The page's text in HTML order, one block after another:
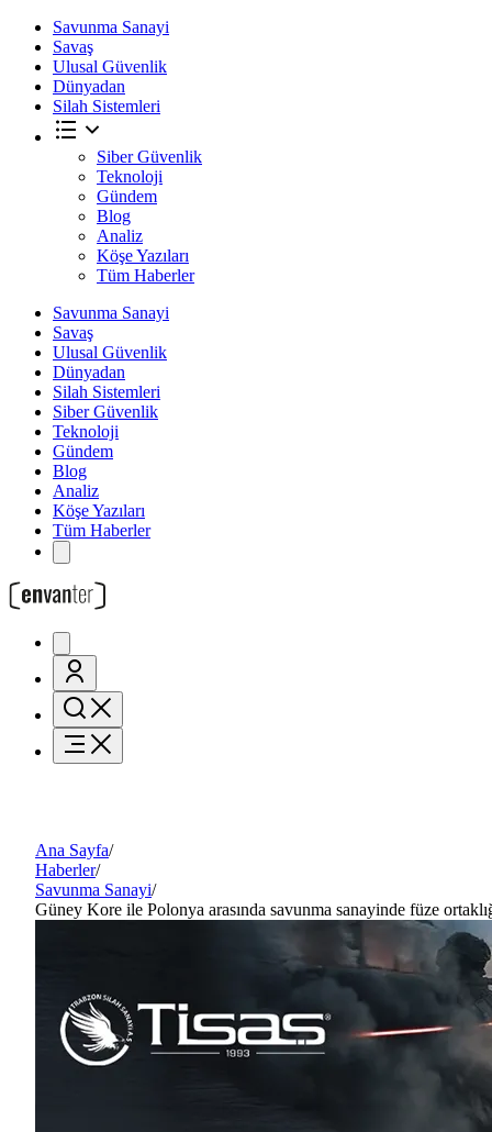
Savunma Sanayi
Savaş
Ulusal Güvenlik
Dünyadan
Silah Sistemleri
Siber Güvenlik
Teknoloji
Gündem
Blog
Analiz
Köşe Yazıları
Tüm Haberler
Savunma Sanayi
Savaş
Ulusal Güvenlik
Dünyadan
Silah Sistemleri
Siber Güvenlik
Teknoloji
Gündem
Blog
Analiz
Köşe Yazıları
Tüm Haberler
Ana Sayfa/
Haberler/
Savunma Sanayi/
Güney Kore ile Polonya arasında savunma sanayinde füze